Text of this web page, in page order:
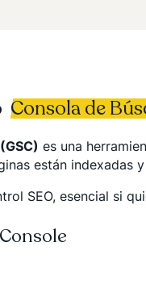
Consola de
es una
están
SEO, esencial si